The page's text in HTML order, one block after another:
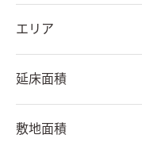
エリア
延床面積
敷地面積